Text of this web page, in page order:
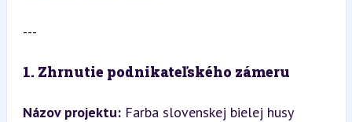
---
1. Zhrnutie podnikateľského zámeru
Názov projektu: